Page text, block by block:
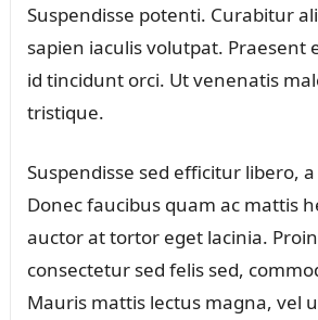
Suspendisse potenti. Curabitur
sapien iaculis volutpat. Praesent
id tincidunt orci. Ut venenatis
tristique.
Suspendisse sed efficitur libero,
Donec faucibus quam ac mattis
auctor at tortor eget lacinia.
consectetur sed felis sed,
Mauris mattis lectus magna, vel